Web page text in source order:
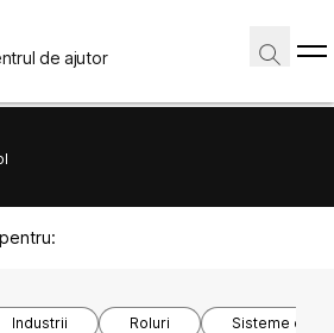
de ajutor
Industrii Roluri Sisteme de